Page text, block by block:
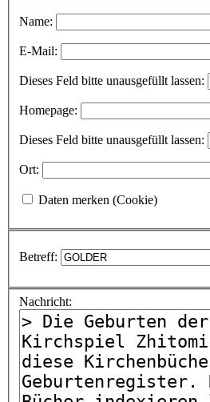
Name:
E-Mail:
Dieses Feld bitte unausgefüllt lassen:
Homepage:
Dieses Feld bitte unausgefüllt lassen:
Ort:
Daten merken (Cookie)
Betreff:
Nachricht: